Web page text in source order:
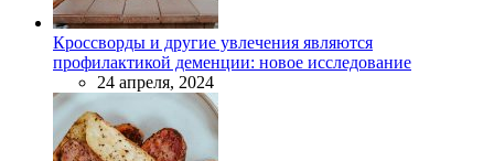
Кроссворды и другие увлечения являются
профилактикой деменции: новое исследование
24 апреля, 2024